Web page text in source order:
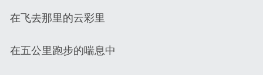
在飞去那里的云彩里
在五公里跑步的喘息中